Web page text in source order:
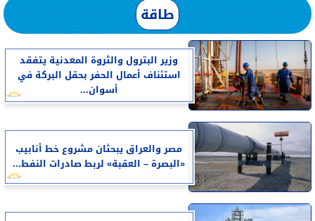
طاقة
وزير البترول والثروة المعدنية يتفقد
استئناف أعمال الحفر بحقل البركة في
أسوان...
مصر والعراق يبحثان مشروع خط أنابيب
«البصرة – العقبة» لربط صادرات النفط...